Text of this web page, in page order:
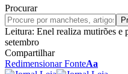
Procurar
Leitura: Enel realiza mutirões e
setembro
Compartilhar
Redimensionar FonteAa